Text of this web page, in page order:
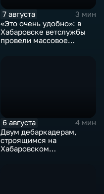
7 августа
3 мин
«Это очень удобно»: в
Хабаровске ветслужбы
провели массовое
6 августа
4 мин
Двум дебаркадерам,
строящимся на
Хабаровском